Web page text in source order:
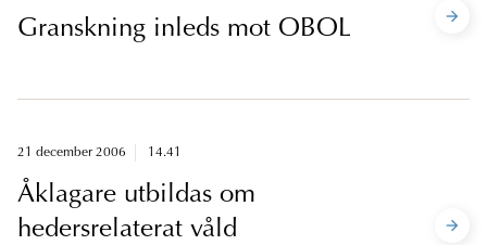
Granskning inleds mot OBOL
21 december 2006 14.41
Åklagare utbildas om
hedersrelaterat våld